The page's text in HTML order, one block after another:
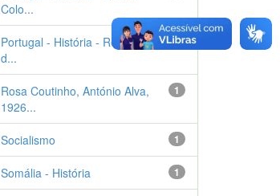
Colo...
1
Portugal - História - Revolução
d...
1
Rosa Coutinho, António Alva,
1926...
1
Socialismo
1
Somália - História